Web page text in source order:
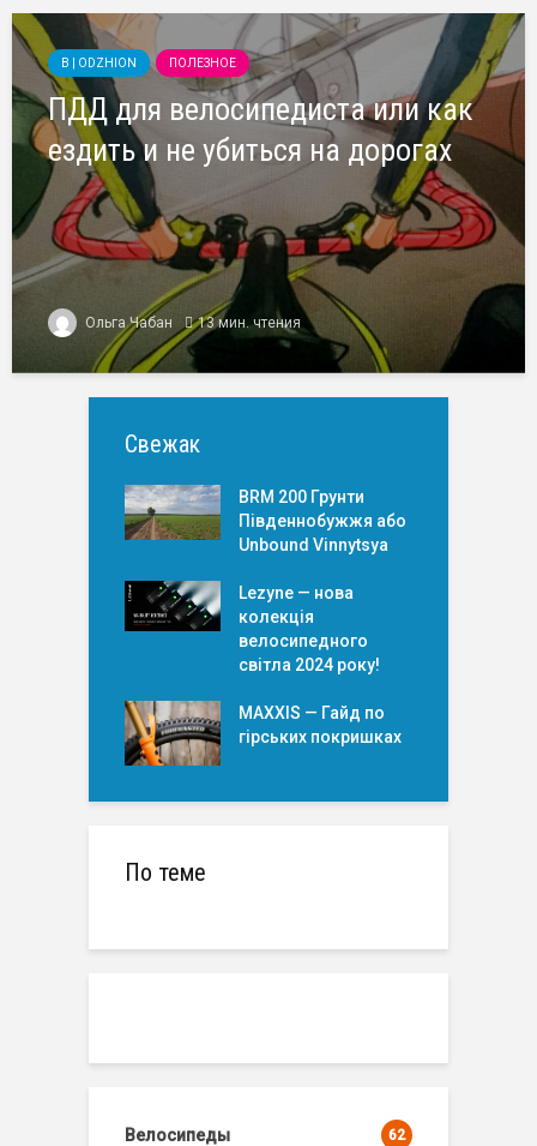
B | ODZHION ПОЛЕЗНОЕ
ПДД для велосипедиста или как
ездить и не убиться на дорогах
Ольга Чабан 13 мин. чтения
Свежак
BRM 200 Грунти
Південнобужжя або
Unbound Vinnytsya
Lezyne — нова
колекція
велосипедного
світла 2024 року!
MAXXIS — Гайд по
гірських покришкаx
По теме
Велосипеды 62